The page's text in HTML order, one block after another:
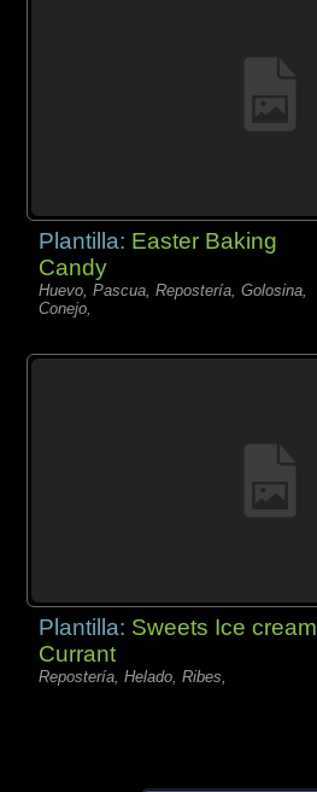
Plantilla: Easter Baking
Candy
Huevo, Pascua, Repostería, Golosina,
Conejo,
Plantilla: Sweets Ice cream
Currant
Repostería, Helado, Ribes,